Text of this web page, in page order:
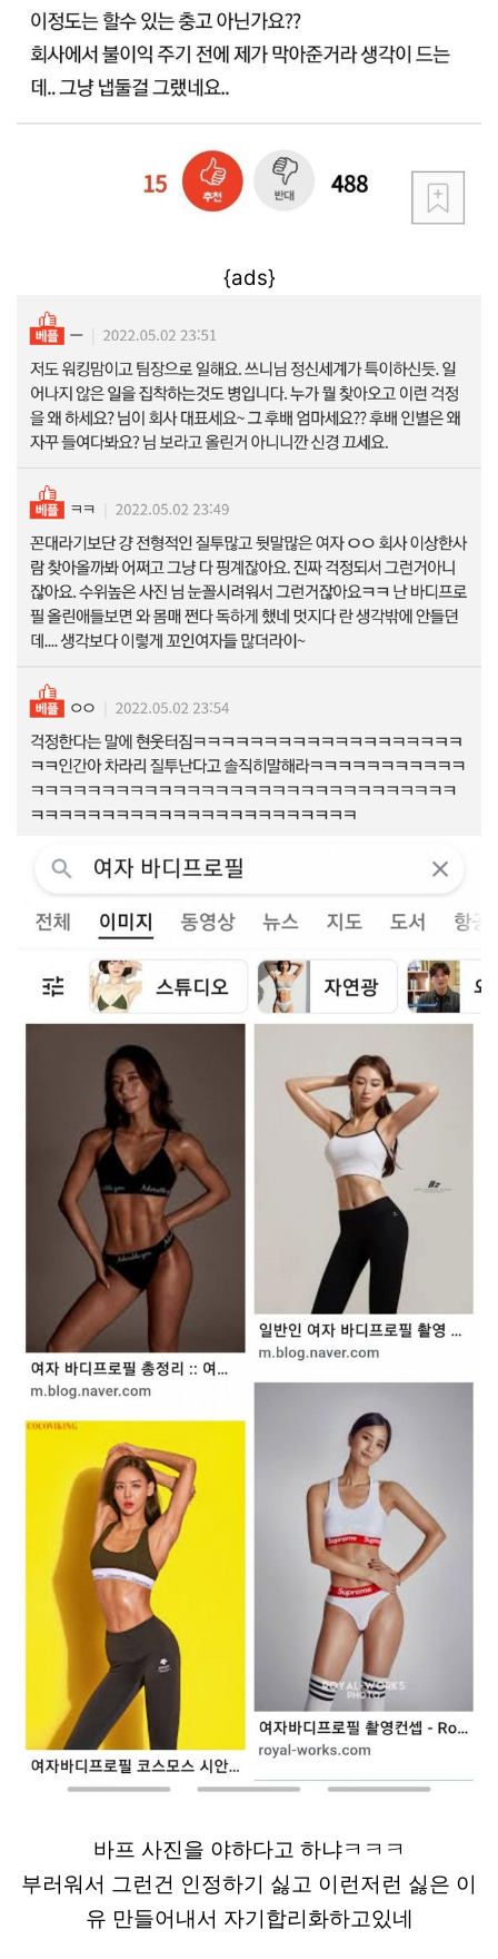
{ads}
바프 사진을 야하다고 하냐ㅋㅋㅋ
부러워서 그런건 인정하기 싫고 이런저런 싫은 이
유 만들어내서 자기합리화하고있네